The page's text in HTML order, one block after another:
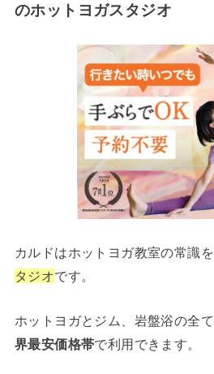
のホットヨガスタジオ
カルドはホットヨガ教室の常識
タジオです。
ホットヨガとジム、岩盤浴の全
界最安価格帯で利用できます。